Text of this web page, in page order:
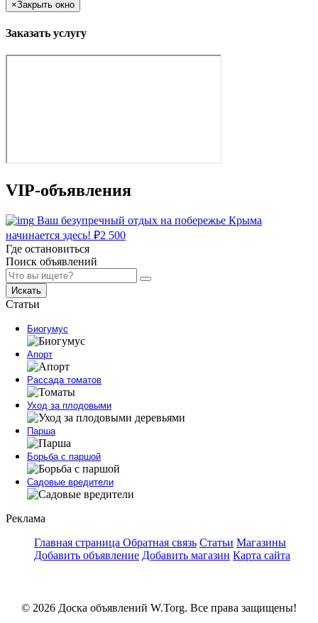
×Закрыть окно
Заказать услугу
VIP-объявления
Ваш безупречный отдых на побережье Крыма
начинается здесь! ₽2 500
Где остановиться
Поиск объявлений
Искать
Статьи
Биогумус
Апорт
Рассада томатов
Уход за плодовыми
Парша
Борьба с паршой
Садовые вредители
Реклама
Главная страница Обратная связь Статьи Магазины
Добавить объявление Добавить магазин Карта сайта
© 2026 Доска объявлений W.Torg. Все права защищены!